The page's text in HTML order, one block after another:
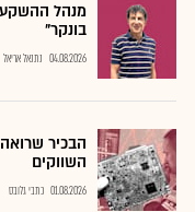
מנהל
בונקר"
04.08.2026 נתנאל אריאל
הבכיר
השווקים
01.08.2026 כתבי גלובס